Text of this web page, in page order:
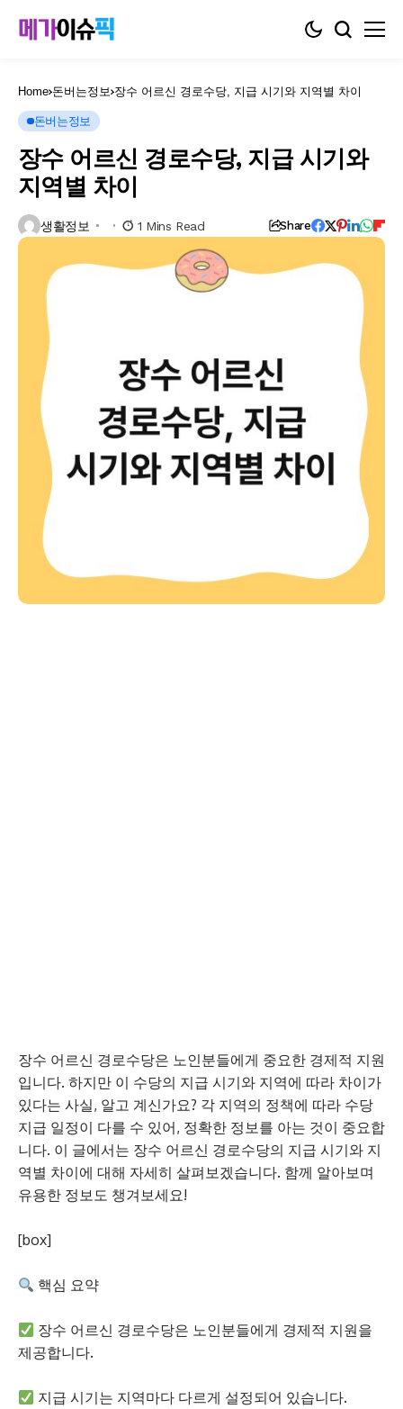
Home 돈버는정보 장수 어르신 경로수당, 지급 시기와 지역별 차이
돈버는정보
장수 어르신 경로수당, 지급 시기와
지역별 차이
생활정보 1 Mins Read Share
장수 어르신 경로수당은 노인분들에게 중요한 경제적 지원
입니다. 하지만 이 수당의 지급 시기와 지역에 따라 차이가
있다는 사실, 알고 계신가요? 각 지역의 정책에 따라 수당
지급 일정이 다를 수 있어, 정확한 정보를 아는 것이 중요합
니다. 이 글에서는 장수 어르신 경로수당의 지급 시기와 지
역별 차이에 대해 자세히 살펴보겠습니다. 함께 알아보며
유용한 정보도 챙겨보세요!
[box]
핵심 요약
장수 어르신 경로수당은 노인분들에게 경제적 지원을
제공합니다.
지급 시기는 지역마다 다르게 설정되어 있습니다.